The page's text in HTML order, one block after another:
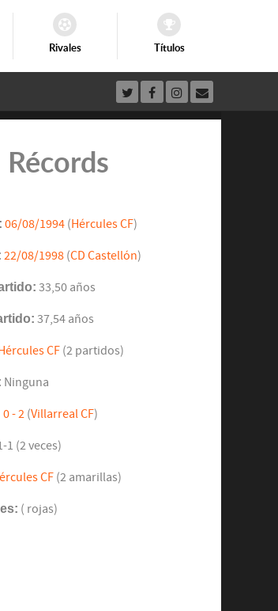
Rivales Títulos
Récords
06/08/1994(Hércules CF)
22/08/1998(CD Castellón)
33,50 años
37,54 años
CF(2 partidos)
Ninguna
0 - 2(Villarreal CF)
1 (2 veces)
CF(2 amarillas)
( rojas)